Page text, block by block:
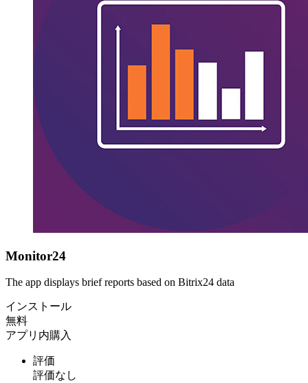
Monitor24
The app displays brief reports based on Bitrix24 data
インストール
無料
アプリ内購入
評価
評価なし